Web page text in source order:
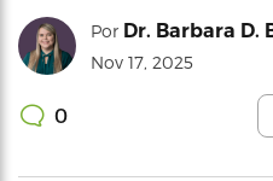
Por Dr. Barbara D.
Nov 17, 2025
0